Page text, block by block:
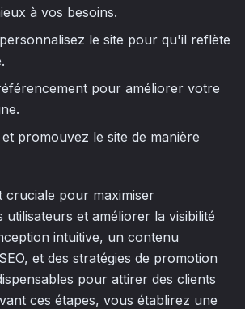
à vos besoins.
le site pour qu'il reflète
pour améliorer votre
promouvez le site de manière
cruciale pour maximiser
utilisateurs et améliorer la visibilité
intuitive, un contenu
et des stratégies de promotion
pour attirer des clients
ces étapes, vous établirez une